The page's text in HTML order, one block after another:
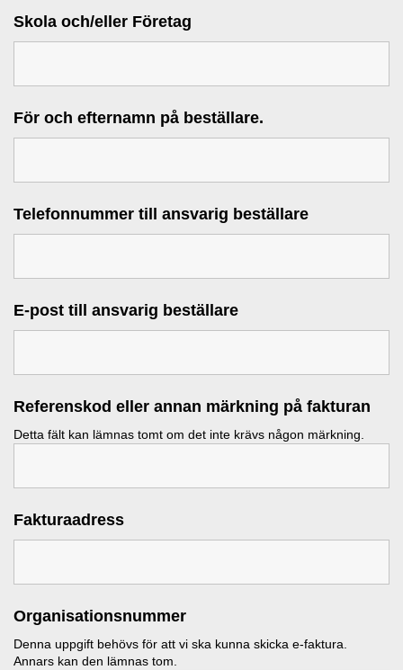
Skola och/eller Företag
För och efternamn på beställare.
Telefonnummer till ansvarig beställare
E-post till ansvarig beställare
Referenskod eller annan märkning på fakturan
Detta fält kan lämnas tomt om det inte krävs någon märkning.
Fakturaadress
Organisationsnummer
Denna uppgift behövs för att vi ska kunna skicka e-faktura.
Annars kan den lämnas tom.